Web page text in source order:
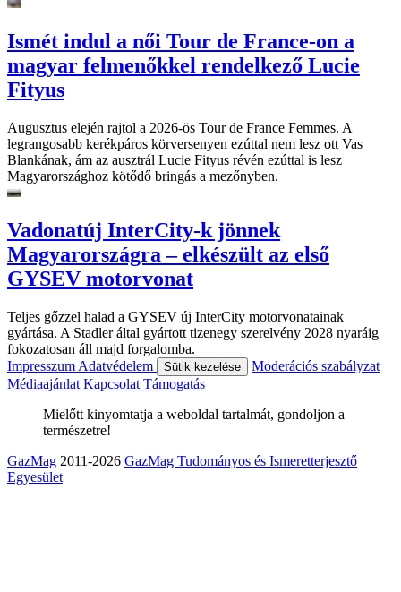
Ismét indul a női Tour de France-on a
magyar felmenőkkel rendelkező Lucie
Fityus
Augusztus elején rajtol a 2026-ös Tour de France Femmes. A
legrangosabb kerékpáros körversenyen ezúttal nem lesz ott Vas
Blankának, ám az ausztrál Lucie Fityus révén ezúttal is lesz
Magyarországhoz kötődő bringás a mezőnyben.
Vadonatúj InterCity-k jönnek
Magyarországra – elkészült az első
GYSEV motorvonat
Teljes gőzzel halad a GYSEV új InterCity motorvonatainak
gyártása. A Stadler által gyártott tizenegy szerelvény 2028 nyaráig
fokozatosan áll majd forgalomba.
Impresszum Adatvédelem Sütik kezelése
Moderációs szabályzat
Médiaajánlat Kapcsolat Támogatás
Mielőtt kinyomtatja a weboldal tartalmát, gondoljon a
természetre!
GazMag 2011-2026 GazMag Tudományos és Ismeretterjesztő
Egyesület